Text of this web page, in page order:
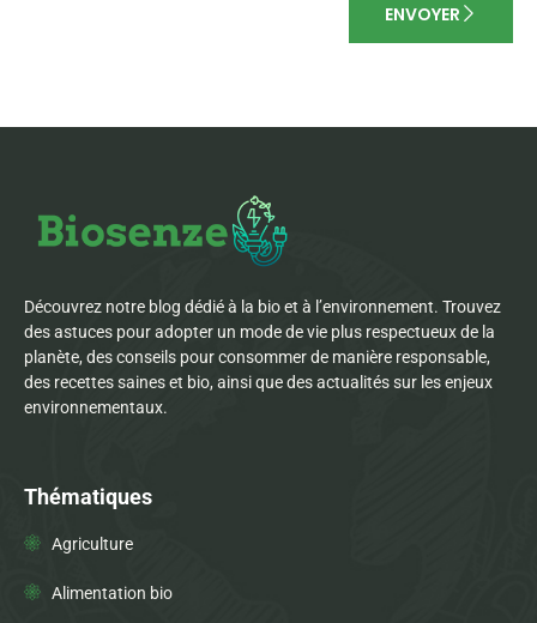
ENVOYER
Découvrez notre blog dédié à la bio et à l’environnement. Trouvez
des astuces pour adopter un mode de vie plus respectueux de la
planète, des conseils pour consommer de manière responsable,
des recettes saines et bio, ainsi que des actualités sur les enjeux
environnementaux.
Thématiques
Agriculture
Alimentation bio